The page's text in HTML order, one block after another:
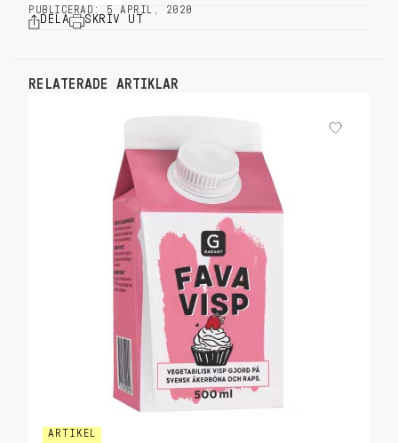
PUBLICERAD: 5 APRIL, 2020
DELA SKRIV UT
RELATERADE ARTIKLAR
ARTIKEL